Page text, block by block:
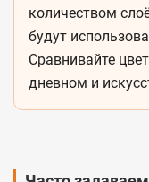
количеством
будут
Сравнивайте
дневном и